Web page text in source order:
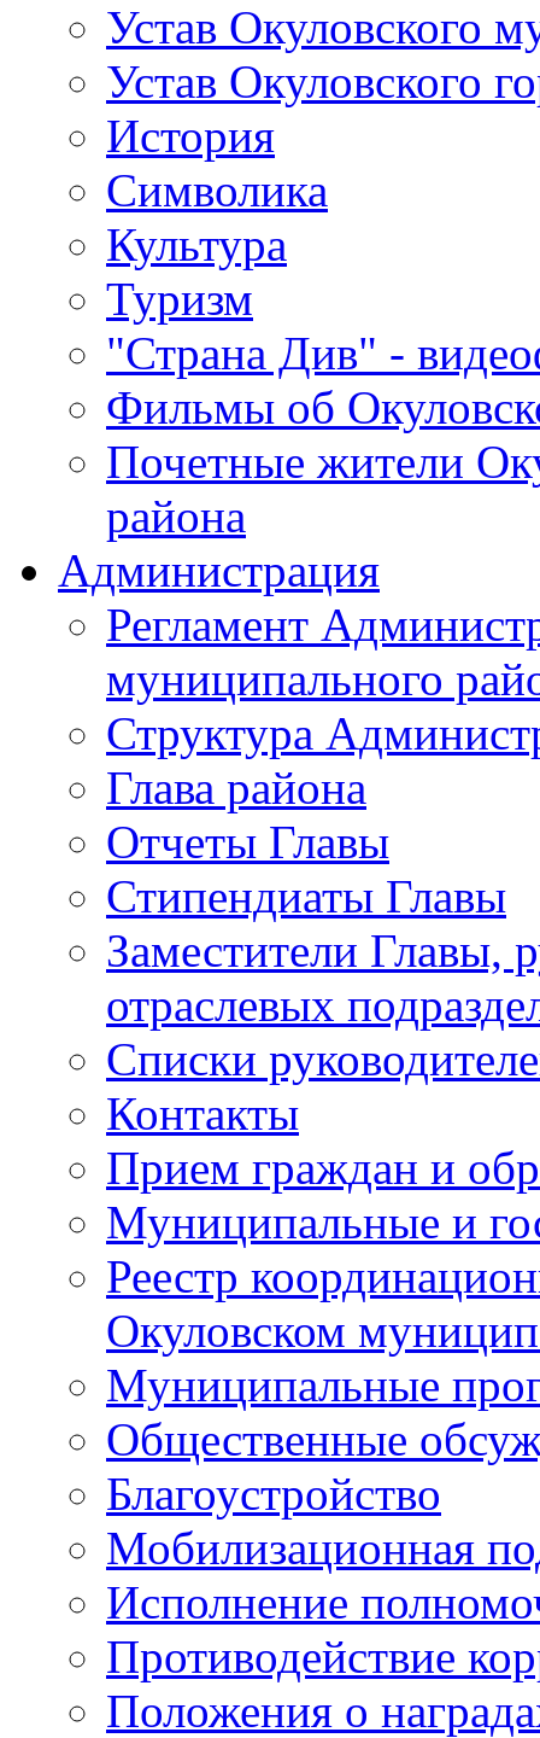
Устав Окуловского
Устав Окуловского
История
Символика
Культура
Туризм
"Страна Див" -
Фильмы об
Почетные жители
района
Администрация
Регламент
муниципального
Структура
Глава района
Отчеты Главы
Стипендиаты Главы
Заместители Главы,
отраслевых
Списки
Контакты
Прием граждан и
Муниципальные и
Реестр
Окуловском
Муниципальные
Общественные
Благоустройство
Мобилизационная
Исполнение
Противодействие
Положения о